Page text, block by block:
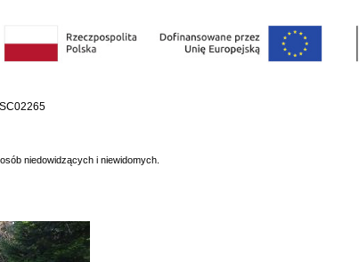
niedowidzących i niewidomych.